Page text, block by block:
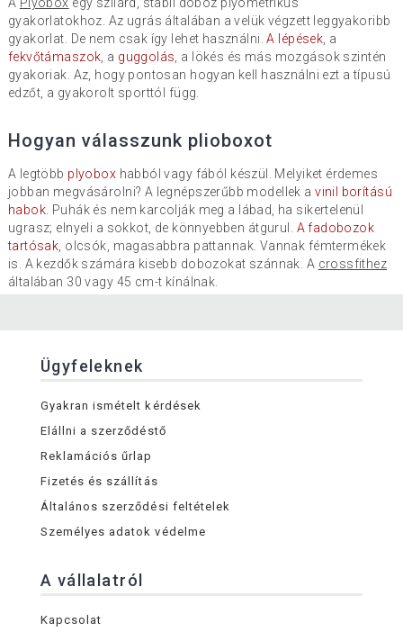
gyakorlatokhoz. Az ugrás általában a velük végzett leggyakoribb
gyakorlat. De nem csak így lehet használni.A lépések , a
fekvőtámaszok , a guggolás , a lökés és más mozgások szintén
gyakoriak. Az, hogy pontosan hogyan kell használni ezt a típusú
edzőt, a gyakorolt ​​sporttól függ.
Hogyan válasszunk plioboxot
A legtöbb plyobox habból vagy fából készül. Melyiket érdemes
jobban megvásárolni? A legnépszerűbb modellek a vinil borítású
habok . Puhák és nem karcolják meg a lábad, ha sikertelenül
ugrasz; elnyeli a sokkot, de könnyebben átgurul. A fadobozok
tartósak , olcsók, magasabbra pattannak. Vannak fémtermékek
is. A kezdők számára kisebb dobozokat szánnak. A crossfithez
általában 30 vagy 45 cm-t kínálnak.
Ügyfeleknek
Gyakran ismételt kérdések
Elállni a szerződéstő
Reklamációs űrlap
Fizetés és szállítás
Általános szerződési feltételek
Személyes adatok védelme
A vállalatról
Kapcsolat